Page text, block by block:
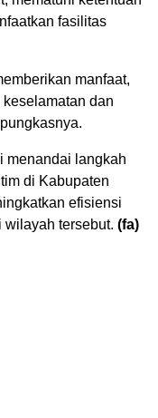
fasilitas
manfaat,
dan
menandai langkah
di Kabupaten
efisiensi
tersebut. (fa)